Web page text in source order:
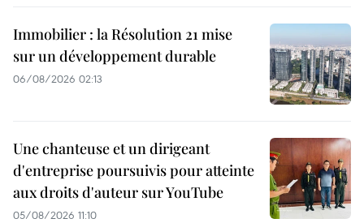
Immobilier : la Résolution 21 mise
sur un développement durable
06/08/2026 02:13
Une chanteuse et un dirigeant
d'entreprise poursuivis pour atteinte
aux droits d'auteur sur YouTube
05/08/2026 11:10